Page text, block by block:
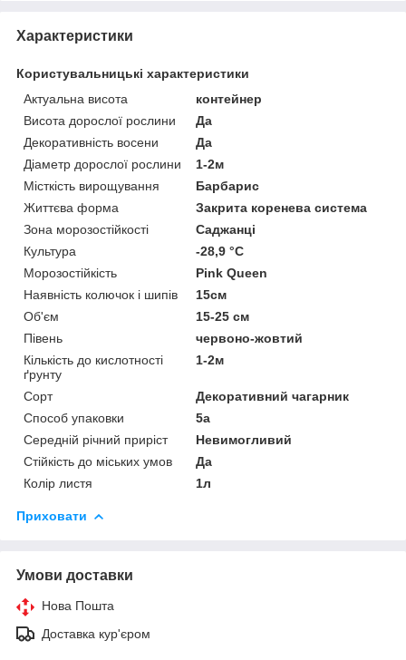
Характеристики
Користувальницькі характеристики
Актуальна висота
контейнер
Висота дорослої рослини
Да
Декоративність восени
Да
Діаметр дорослої рослини
1-2м
Місткість вирощування
Барбарис
Життєва форма
Закрита коренева система
Зона морозостійкості
Саджанці
Культура
-28,9 °C
Морозостійкість
Pink Queen
Наявність колючок і шипів
15см
Об'єм
15-25 см
Півень
червоно-жовтий
Кількість до кислотності
ґрунту
1-2м
Сорт
Декоративний чагарник
Способ упаковки
5а
Середній річний приріст
Невимогливий
Стійкість до міських умов
Да
Колір листя
1л
Приховати
Умови доставки
Нова Пошта
Доставка кур'єром